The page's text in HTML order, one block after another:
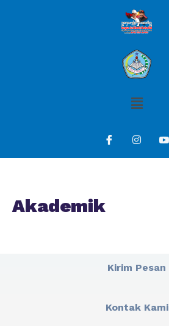
Akademik
Kirim Pesan
Kontak Kami